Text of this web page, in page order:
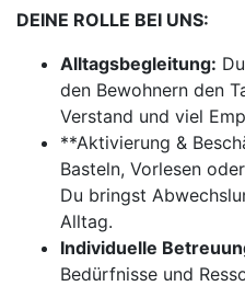
DEINE ROLLE BEI UNS:
Alltagsbegleitung:
den Bewohnern den
Verstand und viel
**Aktivierung &
Basteln, Vorlesen
Du bringst
Alltag.
Individuelle
Bedürfnisse und